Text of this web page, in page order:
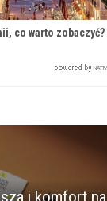
co warto zobaczyć?